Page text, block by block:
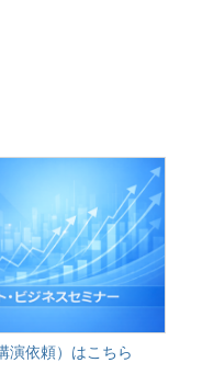
演依頼）はこちら